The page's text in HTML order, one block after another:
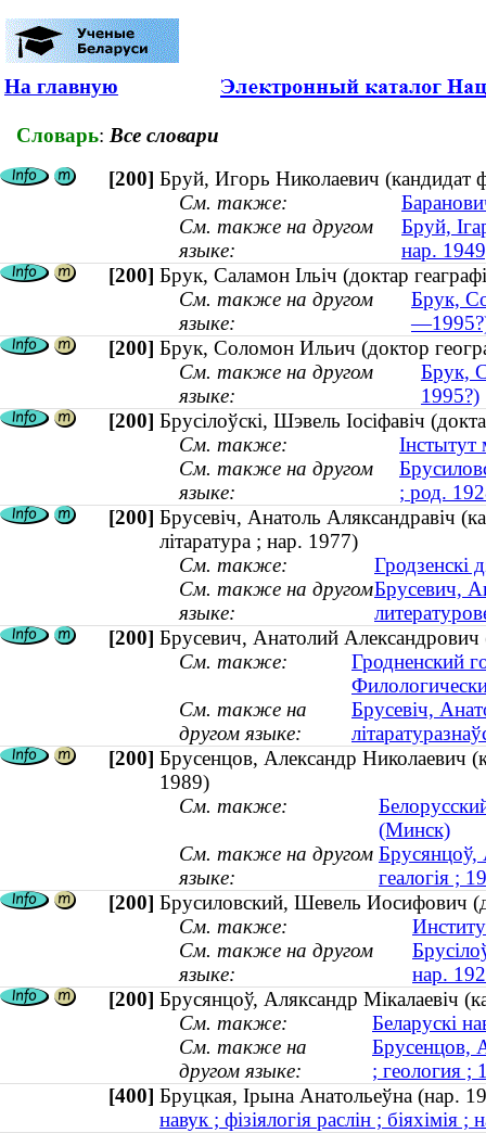
На главную
Словарь: Все словари
[200] Бруй, Игорь Николаевич (кандидат
См. также:
См. также на другом
языке:
Бруй,
нар.
[200] Брук, Саламон Ільіч (доктар
См. также на другом
языке:
Брук,
[200] Брук, Соломон Ильич (доктор
См. также на другом
языке:
Брук,
1995?)
[200] Брусілоўскі, Шэвель Іосіфавіч
См. также:
Інстытут
См. также на другом
языке:
; род.
[200] Брусевіч, Анатоль Аляксандравіч
літаратура ; нар. 1977)
См. также:
Гродзенскі
См. также на другом
языке:
Брусевич,
[200] Брусевич, Анатолий Александрович
См. также:
Гродненский
См. также на
другом языке:
Брусевіч,
[200] Брусенцов, Александр Николаевич
1989)
См. также:
(Минск)
См. также на другом
языке:
Брусянцоў,
геалогія ;
[200] Брусиловский, Шевель Иосифович
См. также:
См. также на другом
языке:
нар.
[200] Брусянцоў, Аляксандр Мікалаевіч
См. также:
Беларускі
См. также на
другом языке:
Брусенцов,
; геология
[400] Бруцкая, Ірына Анатольеўна (нар.
навук ; фізіялогія раслін ; біяхімія ;